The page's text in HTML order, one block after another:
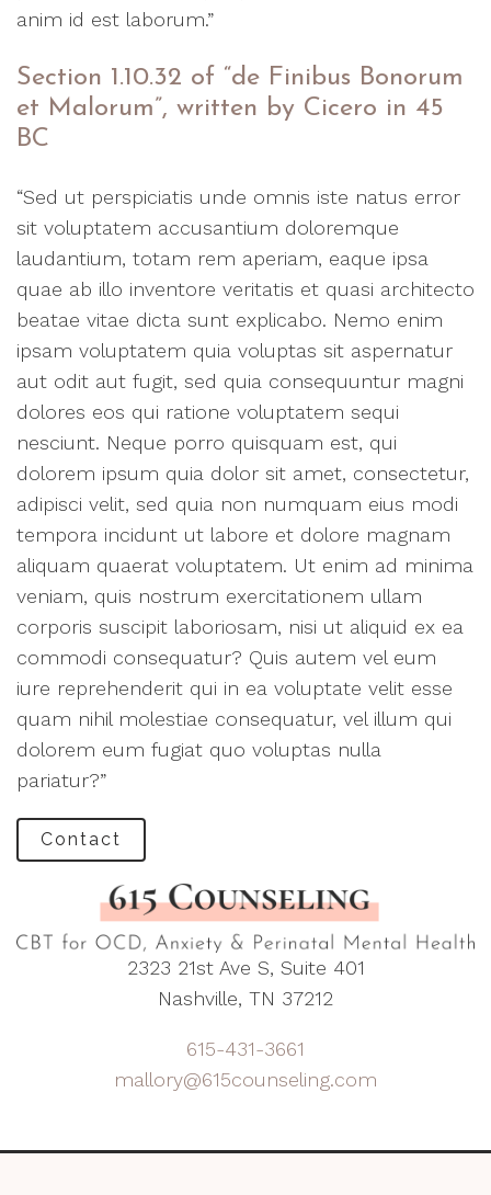
anim id est laborum.”
Section 1.10.32 of “de Finibus Bonorum
et Malorum”, written by Cicero in 45
BC
“Sed ut perspiciatis unde omnis iste natus error
sit voluptatem accusantium doloremque
laudantium, totam rem aperiam, eaque ipsa
quae ab illo inventore veritatis et quasi architecto
beatae vitae dicta sunt explicabo. Nemo enim
ipsam voluptatem quia voluptas sit aspernatur
aut odit aut fugit, sed quia consequuntur magni
dolores eos qui ratione voluptatem sequi
nesciunt. Neque porro quisquam est, qui
dolorem ipsum quia dolor sit amet, consectetur,
adipisci velit, sed quia non numquam eius modi
tempora incidunt ut labore et dolore magnam
aliquam quaerat voluptatem. Ut enim ad minima
veniam, quis nostrum exercitationem ullam
corporis suscipit laboriosam, nisi ut aliquid ex ea
commodi consequatur? Quis autem vel eum
iure reprehenderit qui in ea voluptate velit esse
quam nihil molestiae consequatur, vel illum qui
dolorem eum fugiat quo voluptas nulla
pariatur?”
Contact
2323 21st Ave S, Suite 401
Nashville, TN 37212
615-431-3661
mallory@615counseling.com